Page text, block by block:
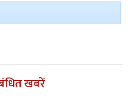
दूर रहना ही सफलता की कुंजी है।
खबरें